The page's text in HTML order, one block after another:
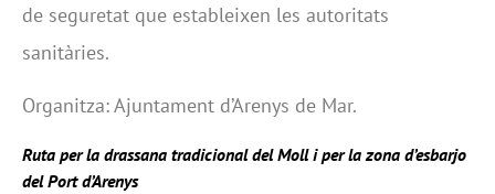
de seguretat que estableixen les autoritats
sanitàries.
Organitza: Ajuntament d’Arenys de Mar.
Ruta per la drassana tradicional del Moll i per la zona d’esbarjo
del Port d’Arenys